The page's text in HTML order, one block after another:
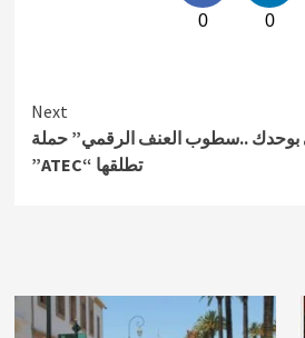
0
0
Next
بوحدك ..سطوب العنف الرقمي” حملة
تطلقها “ATEC”